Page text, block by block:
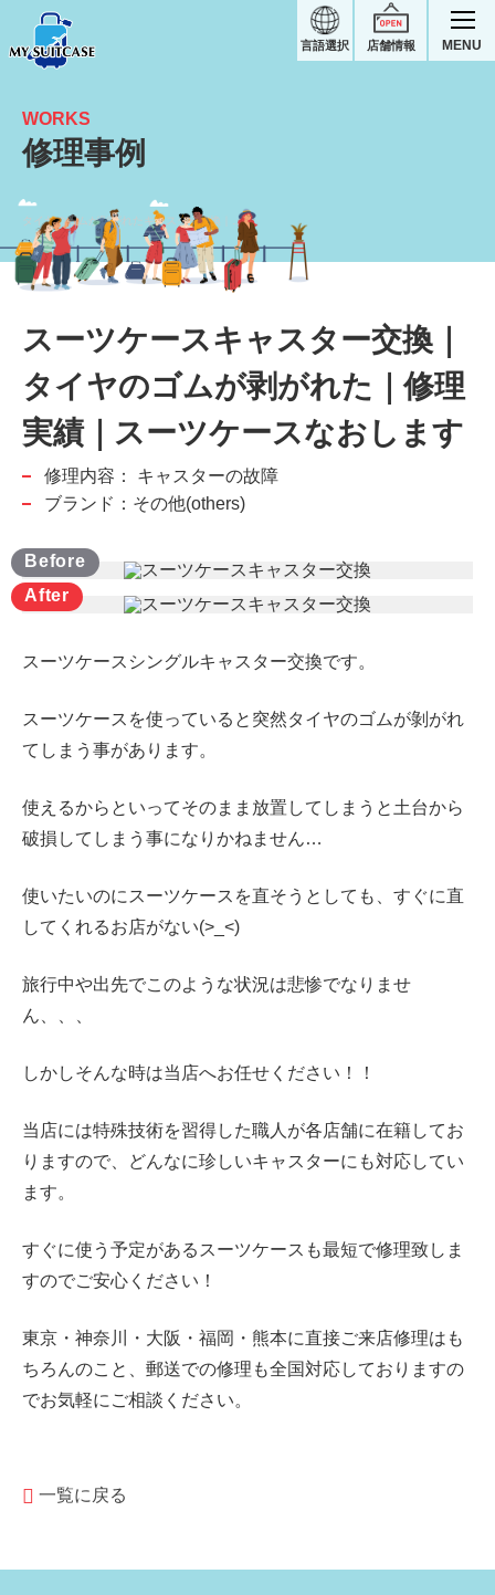
店舗情報
言語選択 MENU
タイヤのゴムが剝がれたキャスター交換｜スーツケース修理実績｜スーツケースなおします
WORKS
修理事例
スーツケースキャスター交換｜
タイヤのゴムが剥がれた｜修理
実績｜スーツケースなおします
修理内容：
キャスターの故障
ブランド：その他(others)
スーツケースシングルキャスター交換です。
スーツケースを使っていると突然タイヤのゴムが剝がれ
てしまう事があります。
使えるからといってそのまま放置してしまうと土台から
破損してしまう事になりかねません…
使いたいのにスーツケースを直そうとしても、すぐに直
してくれるお店がない(>_<)
旅行中や出先でこのような状況は悲惨でなりませ
ん、、、
しかしそんな時は当店へお任せください！！
当店には特殊技術を習得した職人が各店舗に在籍してお
りますので、どんなに珍しいキャスターにも対応してい
ます。
すぐに使う予定があるスーツケースも最短で修理致しま
すのでご安心ください！
東京・神奈川・大阪・ 福岡・熊本に直接ご来店修理はも
ちろんのこと、郵送での修理も全国対応しておりますの
でお気軽にご相談ください。
一覧に戻る